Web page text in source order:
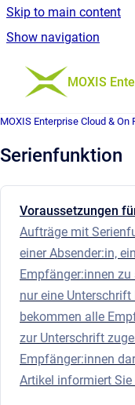
Skip to main content
Show navigation
Go to
MOXIS
MOXIS Enterprise Cloud & On
Serienfunktion
Voraussetzungen
Aufträge mit
einer Absender:in,
Empfänger:innen
nur eine
bekommen alle
zur Unterschrift
Empfänger:innen
Artikel informiert